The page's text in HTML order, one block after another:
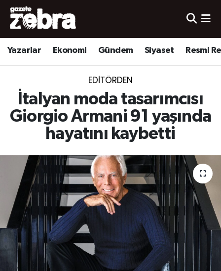
Yazarlar Ekonomi Gündem Siyaset Resmi
EDITÖRDEN
İtalyan moda tasarımcısı
Giorgio Armani 91 yaşında
hayatını kaybetti
Yazarlar
Ekonomi
Yerel
Spor
Nöbetçi Eczaneler
Hava Durumu
Süper Lig Puan Durumu ve Fikstür
Tüm Manşetler
Son Dakika Haberleri
Haber Arşivi